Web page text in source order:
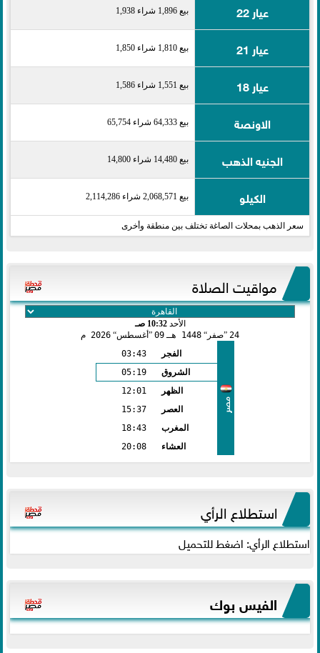
عيار 22 بيع 1,896 شراء 1,938
عيار 21 بيع 1,810 شراء 1,850
عيار 18 بيع 1,551 شراء 1,586
الاونصة بيع 64,333 شراء 65,754
الجنيه الذهب بيع 14,480 شراء 14,800
الكيلو بيع 2,068,571 شراء 2,114,286
سعر الذهب بمحلات الصاغة تختلف بين منطقة وأخرى
مواقيت الصلاة
الأحد10:32 صـ
24 صفر 1448 هـ 09 أغسطس 2026 م
مصر
الفجر
03:43
الشروق
05:19
الظهر
12:01
العصر
15:37
المغرب
18:43
العشاء
20:08
استطلاع الرأي
استطلاع الرأي: اضغط للتحميل
الفيس بوك